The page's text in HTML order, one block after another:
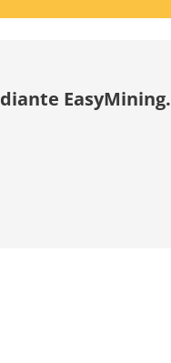
EasyMining.